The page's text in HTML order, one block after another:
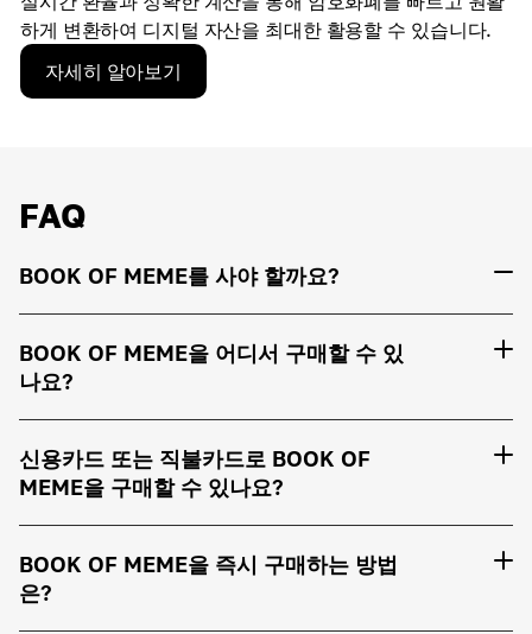
하게 변환하여 디지털 자산을 최대한 활용할 수 있습니다.
자세히 알아보기
FAQ
BOOK OF MEME를 사야 할까요?
BOOK OF MEME을 어디서 구매할 수 있
나요?
신용카드 또는 직불카드로 BOOK OF
MEME을 구매할 수 있나요?
BOOK OF MEME을 즉시 구매하는 방법
은?